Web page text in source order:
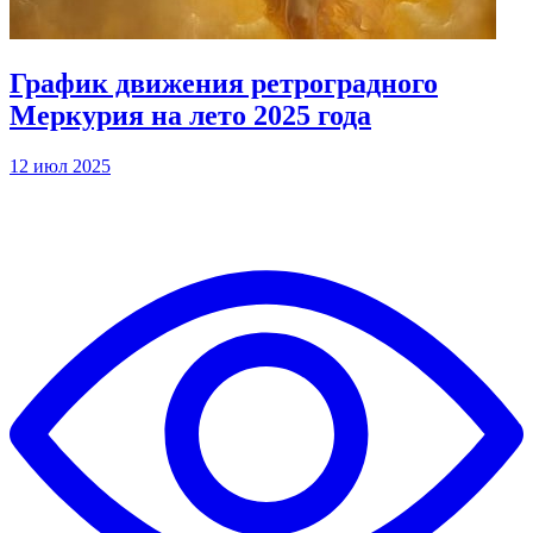
График движения ретроградного
Меркурия на лето 2025 года
12 июл 2025